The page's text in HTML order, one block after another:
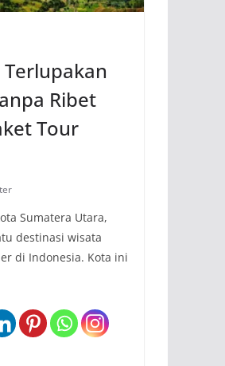
Ribet
Tour
Sumatera Utara,
destinasi wisata
di Indonesia. Kota ini